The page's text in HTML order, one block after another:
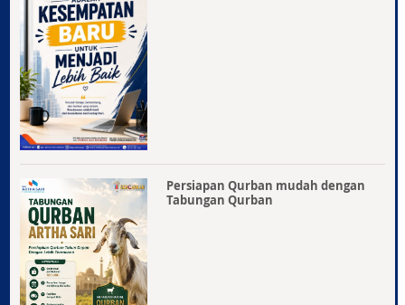
Persiapan Qurban mudah dengan
Tabungan Qurban